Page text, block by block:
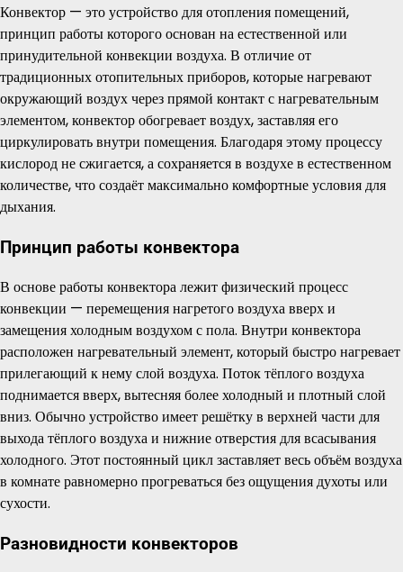
Конвектор — это устройство для отопления помещений,
принцип работы которого основан на естественной или
принудительной конвекции воздуха. В отличие от
традиционных отопительных приборов, которые нагревают
окружающий воздух через прямой контакт с нагревательным
элементом, конвектор обогревает воздух, заставляя его
циркулировать внутри помещения. Благодаря этому процессу
кислород не сжигается, а сохраняется в воздухе в естественном
количестве, что создаёт максимально комфортные условия для
дыхания.
Принцип работы конвектора
В основе работы конвектора лежит физический процесс
конвекции — перемещения нагретого воздуха вверх и
замещения холодным воздухом с пола. Внутри конвектора
расположен нагревательный элемент, который быстро нагревает
прилегающий к нему слой воздуха. Поток тёплого воздуха
поднимается вверх, вытесняя более холодный и плотный слой
вниз. Обычно устройство имеет решётку в верхней части для
выхода тёплого воздуха и нижние отверстия для всасывания
холодного. Этот постоянный цикл заставляет весь объём воздуха
в комнате равномерно прогреваться без ощущения духоты или
сухости.
Разновидности конвекторов